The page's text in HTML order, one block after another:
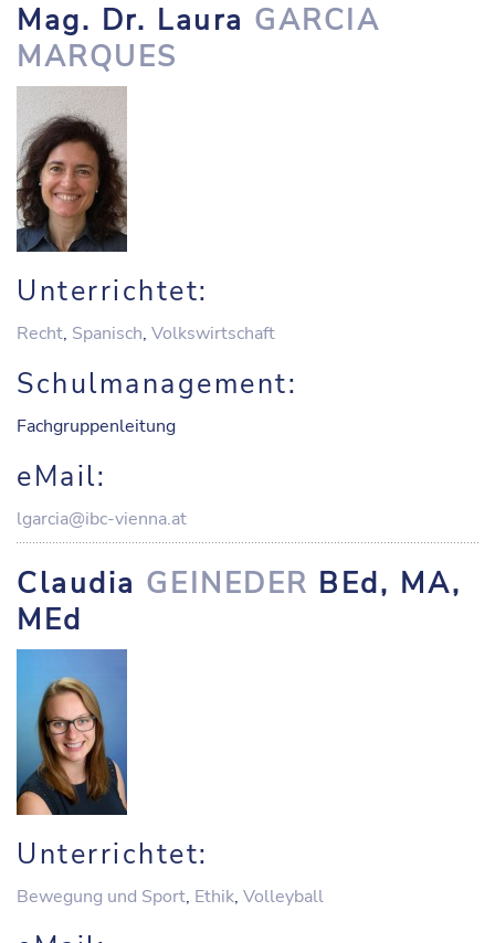
Mag. Dr. Laura GARCIA
MARQUES
Unterrichtet:
Recht, Spanisch, Volkswirtschaft
Schulmanagement:
Fachgruppenleitung
eMail:
lgarcia@ibc-vienna.at
Claudia GEINEDER BEd, MA,
MEd
Unterrichtet:
Bewegung und Sport, Ethik, Volleyball